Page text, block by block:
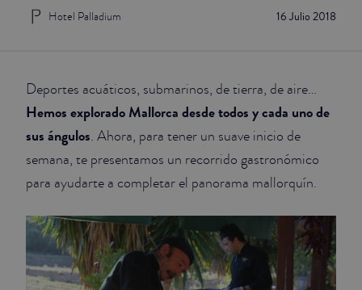
16 Julio 2018
Hotel Palladium
Deportes acuáticos, submarinos, de tierra, de aire…
Hemos explorado Mallorca desde todos y cada uno de
sus ángulos. Ahora, para tener un suave inicio de
semana, te presentamos un recorrido gastronómico
para ayudarte a completar el panorama mallorquín.
DOUBLE RED
DOUBLE WHITE
DOUBLE INN CATHEDRAL
SUPERIOR
JUNIOR SUITES
SUITE